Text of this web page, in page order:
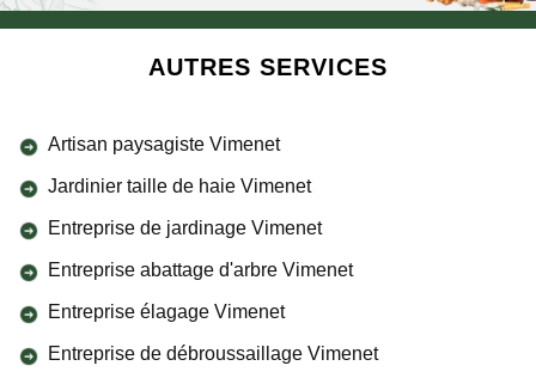
AUTRES SERVICES
Artisan paysagiste Vimenet
Jardinier taille de haie Vimenet
Entreprise de jardinage Vimenet
Entreprise abattage d'arbre Vimenet
Entreprise élagage Vimenet
Entreprise de débroussaillage Vimenet